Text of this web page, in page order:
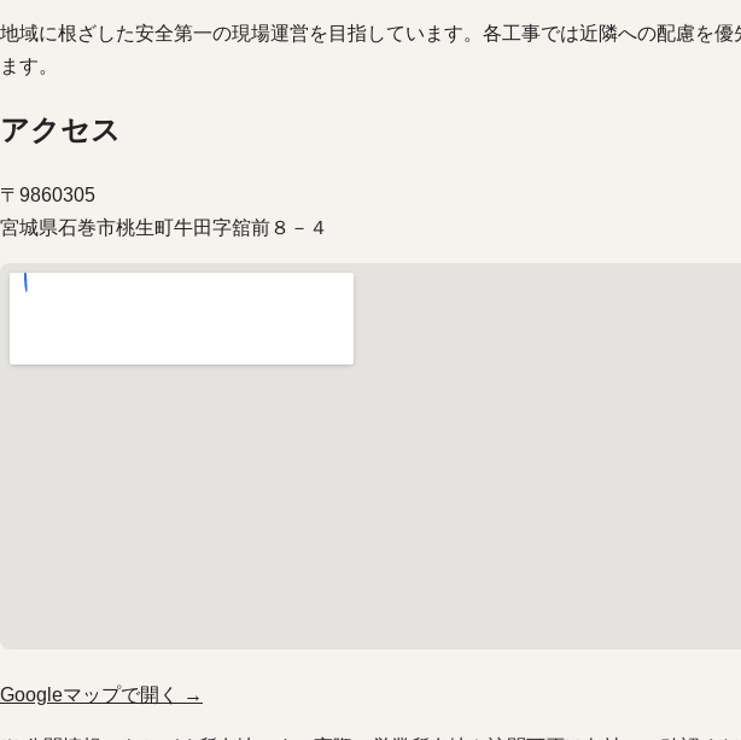
地域に根ざした安全第一の現場運営を目指しています。各工事では近隣への配慮を
ます。
アクセス
〒9860305
宮城県石巻市桃生町牛田字舘前８－４
Googleマップで開く →